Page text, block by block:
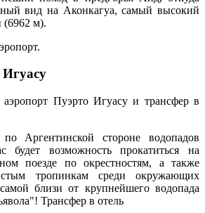
вид на Аконкагуа, самый высокий
м).
Пуэрто Игуасу и трансфер в
Аргентинской стороне водопадов
будет возможность прокатиться на
поезде по окрестностям, а также
тропинкам среди окружающих
близи от крупнейшего водопада
Трансфер в отель